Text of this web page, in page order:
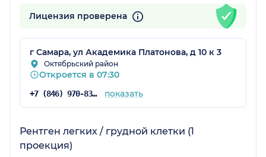
Лицензия проверена
г Самара, ул Академика Платонова, д 10 к 3
Октябрьский район
Откроется в 07:30
+7 (846) 970-83-45 показать
Рентген легких / грудной клетки (1
проекция)